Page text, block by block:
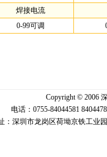
焊接电流
0-99可调
Copyright © 2006
电话：0755-84044581
：深圳市龙岗区荷坳京铁工